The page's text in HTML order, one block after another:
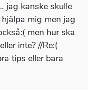
jag kanske skulle
mig men jag
men hur ska
inte? //Re:(
tips eller bara